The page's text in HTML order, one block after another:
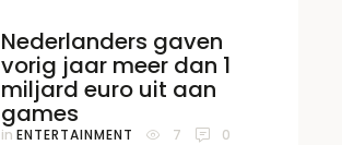
Nederlanders gaven
vorig jaar meer dan 1
miljard euro uit aan
games
in ENTERTAINMENT 7 0